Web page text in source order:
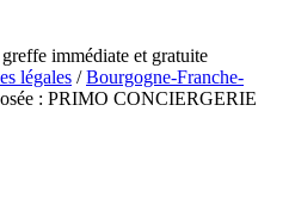
immédiate et gratuite
légales /Bourgogne-Franche-
: PRIMO CONCIERGERIE